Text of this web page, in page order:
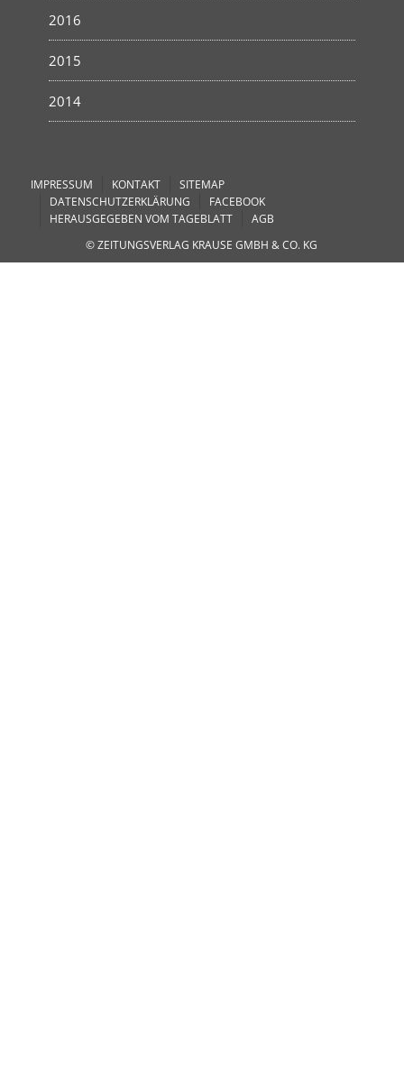
2016
2015
2014
IMPRESSUM KONTAKT
SITEMAP
DATENSCHUTZERKLÄRUNG
FACEBOOK
HERAUSGEGEBEN VOM TAGEBLATT
AGB
© ZEITUNGSVERLAG KRAUSE GMBH & CO. KG